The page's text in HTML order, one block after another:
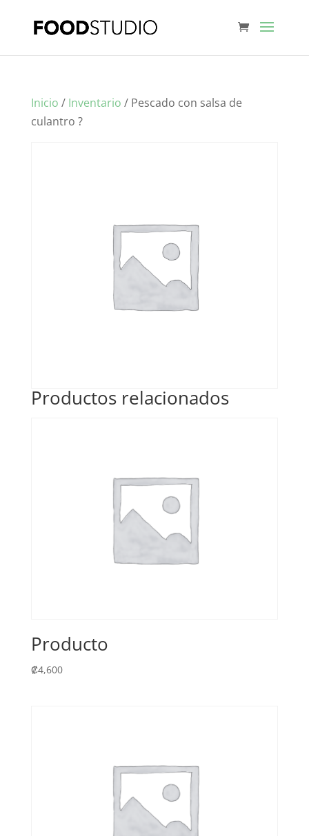
Inicio / Inventario / Pescado con salsa de
culantro ?
Productos relacionados
Producto
₡4,600